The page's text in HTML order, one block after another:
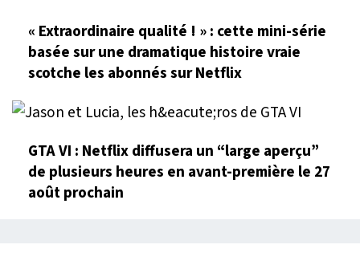
« Extraordinaire qualité ! » : cette mini-série
basée sur une dramatique histoire vraie
scotche les abonnés sur Netflix
GTA VI : Netflix diffusera un “large aperçu”
de plusieurs heures en avant-première le 27
août prochain